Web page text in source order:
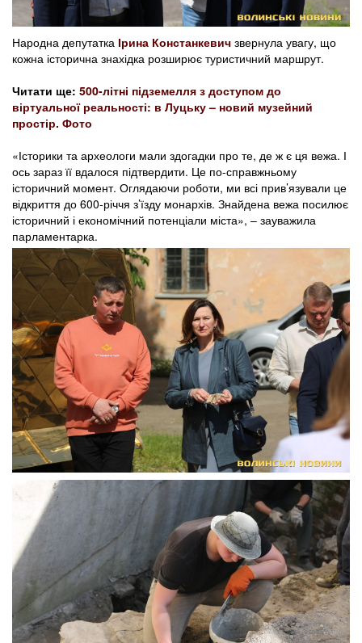
Народна депутатка Ірина Констанкевич звернула увагу, що
кожна історична знахідка розширює туристичний маршрут.
Читати ще: 500-літні підземелля з доступом до
віртуальної реальності: в Луцьку – новий музейний
простір. Фото
«Історики та археологи мали здогадки про те, де ж є ця вежа. І
ось зараз її вдалося підтвердити. Це по-справжньому
історичний момент. Оглядаючи роботи, ми всі прив’язували це
відкриття до 600-річчя з’їзду монархів. Знайдена вежа посилює
історичний і економічний потенціали міста», – зауважила
парламентарка.